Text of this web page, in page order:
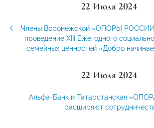
22 Июля 2024
Члены Воронежской «ОПОРЫ
проведение XIII Ежегодного
семейных ценностей «Добро
22 Июля 2024
Альфа-Банк и Татарстанская
расширяют